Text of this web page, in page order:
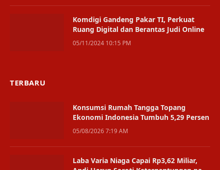
Komdigi Gandeng Pakar TI, Perkuat
Ruang Digital dan Berantas Judi Online
05/11/2024 10:15 PM
TERBARU
Konsumsi Rumah Tangga Topang
Ekonomi Indonesia Tumbuh 5,29 Persen
05/08/2026 7:19 AM
Laba Varia Niaga Capai Rp3,62 Miliar,